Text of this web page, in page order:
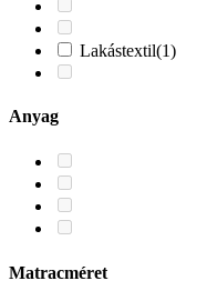
Lakástextil(1)
Anyag
Matracméret